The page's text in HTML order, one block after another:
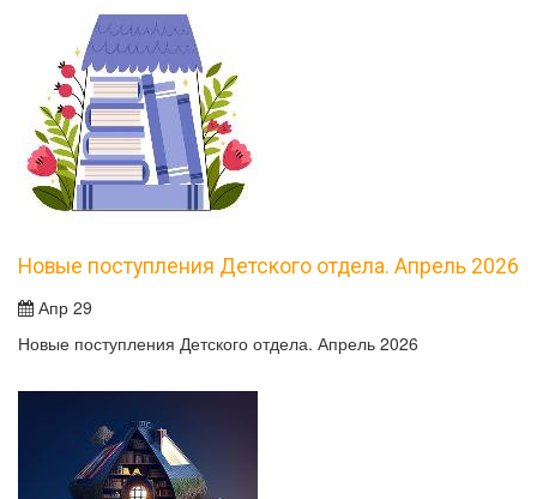
Новые поступления Детского отдела. Апрель 2026
Апр 29
Новые поступления Детского отдела. Апрель 2026